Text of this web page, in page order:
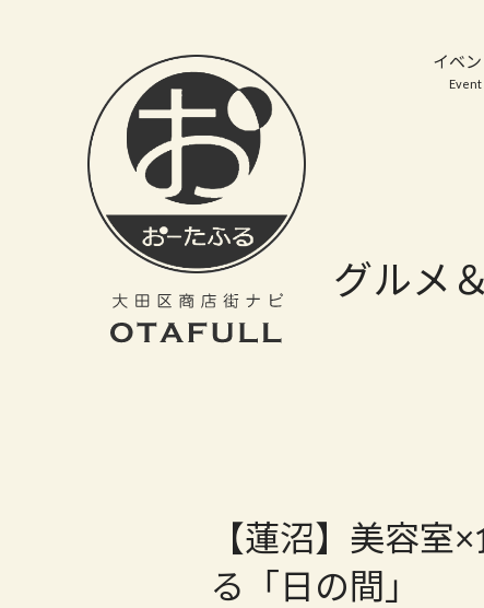
イベン
Event
グルメ
【蓮沼】美容室
る「日の間」